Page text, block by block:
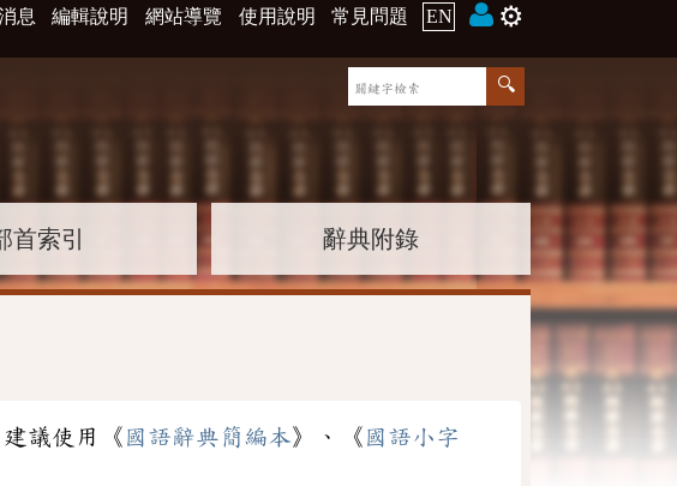
息 編輯說明 網站導覽 使用說明 常見問題 EN ⚙️
首索引 辭典附錄
議使用《 國語辭典簡編本》、《 國語小字